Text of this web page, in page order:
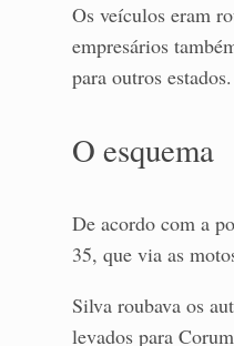
Os veículos eram
empresários
para outros estados.
O esquema
De acordo com a
35, que via as
Silva roubava os
levados para